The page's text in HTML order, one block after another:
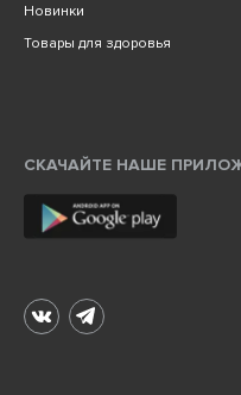
Новинки
Товары для здоровья
СКАЧАЙТЕ НАШЕ